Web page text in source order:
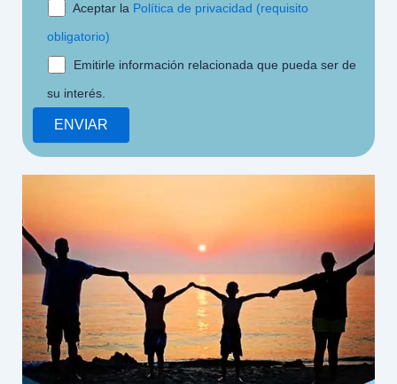
Aceptar la Política de privacidad (requisito
obligatorio)
Emitirle información relacionada que pueda ser de
su interés.